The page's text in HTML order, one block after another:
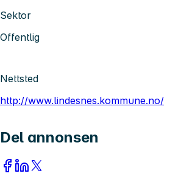
Sektor
Offentlig
Nettsted
http://www.lindesnes.kommune.no/
Del annonsen